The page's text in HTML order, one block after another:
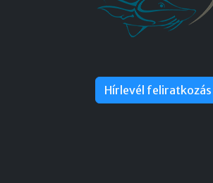
Hírlevél feliratkozás